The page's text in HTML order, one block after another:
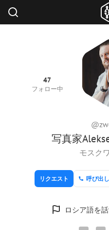
写真家
47
フォロー中
モスク
リクエスト 呼び出し
ロシア語を